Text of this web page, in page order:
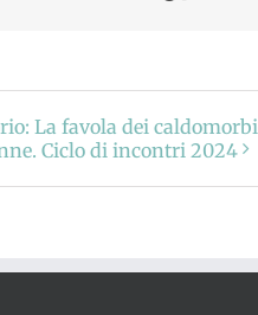
La favola dei
Ciclo di incontri 2024